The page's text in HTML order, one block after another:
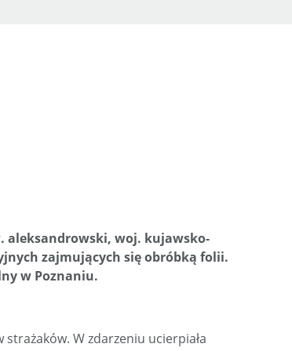
aleksandrowski, woj. kujawsko-
zajmujących się obróbką folii.
w Poznaniu.
strażaków. W zdarzeniu ucierpiała